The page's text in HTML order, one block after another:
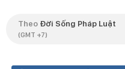
Theo Đời Sống Pháp Luật
(GMT +7)